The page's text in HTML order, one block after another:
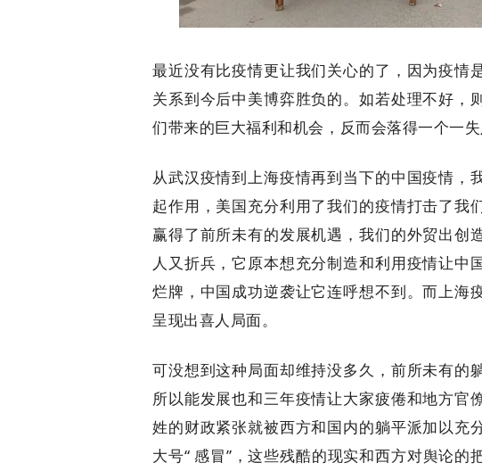
最近没有比疫情更让我们关心的了，因为疫情
关系到今后中美博弈胜负的。如若处理不好，
们带来的巨大福利和机会，反而会落得一个一失
从武汉疫情到上海疫情再到当下的中国疫情，
起作用，美国充分利用了我们的疫情打击了我
赢得了前所未有的发展机遇，我们的外贸出创
人又折兵，它原本想充分制造和利用疫情让中
烂牌，中国成功逆袭让它连呼想不到。而上海
呈现出喜人局面。
可没想到这种局面却维持没多久，前所未有的
所以能发展也和三年疫情让大家疲倦和地方官
姓的财政紧张就被西方和国内的躺平派加以充
大号“ 感冒”，这些残酷的现实和西方对舆论